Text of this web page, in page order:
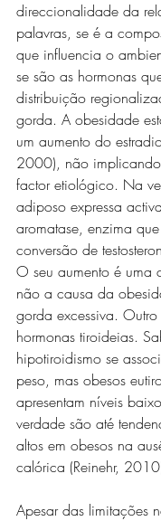
direccionalidade da
palavras, se é a
que influencia o
se são as hormonas
distribuição
gorda. A obesidade
um aumento do
2000), não
factor etiológico. Na
adiposo expressa
aromatase, enzima
conversão de
O seu aumento é uma
não a causa da
gorda excessiva.
hormonas tiroideias.
hipotiroidismo se
peso, mas obesos
apresentam níveis
verdade são até
altos em obesos na
calórica (Reinehr,
Apesar das limitações